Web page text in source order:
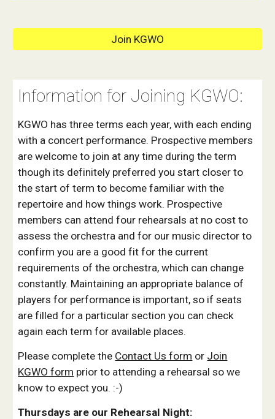
Join KGWO
Information for Joining KGWO:
KGWO has three terms each year, with each ending
with a concert performance. Prospective members
are welcome to join at any time during the term
though its definitely preferred you start closer to
the start of term to become familiar with the
repertoire and how things work. Prospective
members can attend four rehearsals at no cost to
assess the orchestra and for our music director to
confirm you are a good fit for the current
requirements of the orchestra, which can change
constantly. Maintaining an appropriate balance of
players for performance is important, so if seats
are filled for a particular section you can check
again each term for available places.
Please complete the Contact Us form or Join
KGWO form prior to attending a rehearsal so we
know to expect you. :-)
Thursdays are our Rehearsal Night: